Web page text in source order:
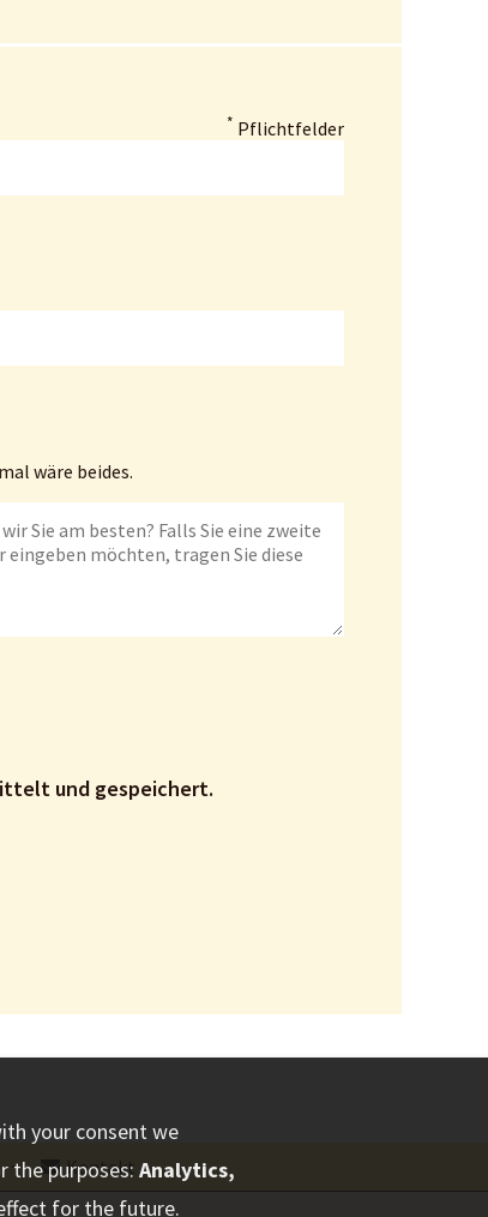
* Pflichtfelder
wäre beides.
nur zum Zweck der Kontaktaufnahme und Angebotserstellung übermittelt und gespeichert.
⋅ Kontakt
your consent we
the purposes: Analytics,
for the future.